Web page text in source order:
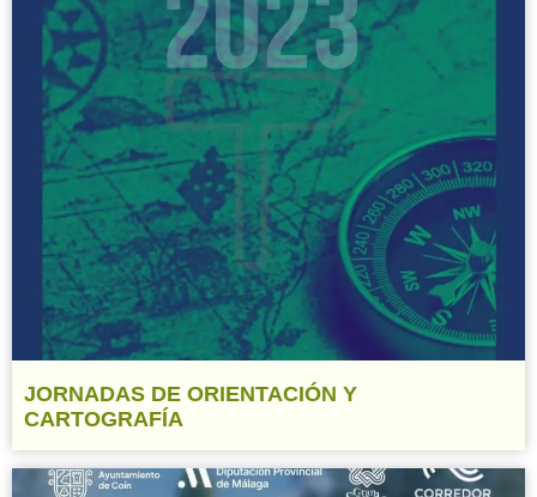
JORNADAS DE ORIENTACIÓN Y
CARTOGRAFÍA